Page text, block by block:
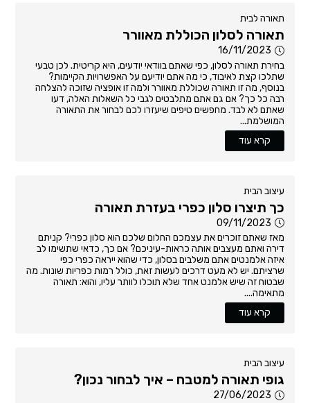
תאורה לבית
תאורה לסלון הכוללת מאוורר
16/11/2023
בחירת תאורה לסלון, כפי שאתם בוודאי יודעים, היא קריטית. לכן טבעי
שתלכו קצת לאיבוד, כי מה אתם יודיעם על האפשרויות הקיימות?
בנוסף, מה זו תאורה שכוללת מאוורר ולמה זו אופציה שזוכה להצלחה
רבה כל כך? אם גם אתם מתלבטים לגבי כל השאלות האלה, דעו
שאתם לא לבד. מחפשים טיפים שיעזרו לכם לבחור את התאורה
המושלמת...
קרא עוד
עיצוב הבית
כך תיצרו סלון כפרי בעזרת תאורה
09/11/2023
מאז שאתם זוכרים את עצמכם החלום שלכם הוא סלון כפרי? קניתם
דירה ואתם מעצבים אותה כראות-עיניכם? אם כך, כדאי שתשימו לב
איזה אלמנטים אתם משלבים בסלון, כדי שהוא ייראה כפרי כפי
שרציתם. יש לא מעט דרכים לעשות זאת, כולל רמות כפריות שונות. מה
שבטוח זה שיש אלמנט אחד שלא תוכלו לוותר עליו, והוא: תאורה
מתאימה....
קרא עוד
עיצוב הבית
גופי תאורה למטבח – איך לבחור נכון?
27/06/2023